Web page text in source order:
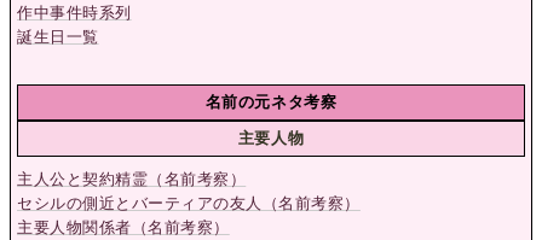
作中事件時系列
誕生日一覧
名前の元ネタ考察
主要人物
主人公と契約精霊（名前考察）
セシルの側近とバーティアの友人（名前考察）
主要人物関係者（名前考察）